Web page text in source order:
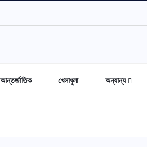
আন্তর্জাতিক খেলাধুলা অন্যান্য